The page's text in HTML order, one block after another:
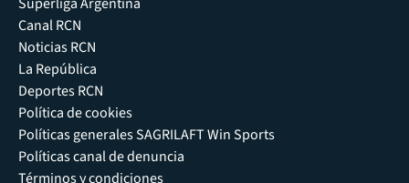
Canal RCN
Noticias RCN
La República
Deportes RCN
Política de cookies
Políticas generales SAGRILAFT Win Sports
Políticas canal de denuncia
Términos y condiciones